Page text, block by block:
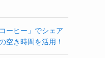
ーヒー」でシェア
空き時間を活用！